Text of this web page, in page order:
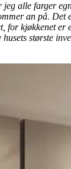
jeg alle farger
an på. Det
for kjøkkenet er
største